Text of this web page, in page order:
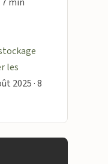
les
2025 · 8